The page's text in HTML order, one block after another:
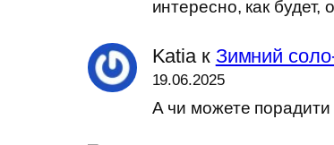
интересно, как
Katiaк Зимний
19.06.2025
А чи можете порадити